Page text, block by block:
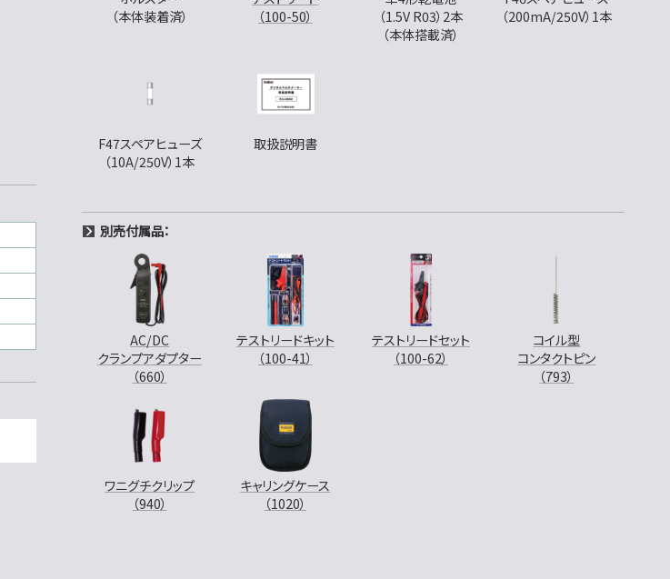
（本体装着済）
（100-50）
（1.5V R03）2本
（本体搭載済）
（200mA/250V）1本
F47スペアヒューズ
（10A/250V）1本
取扱説明書
別売付属品：
AC/DC
クランプアダプター
（660）
テストリードキット
（100-41）
テストリードセット
（100-62）
コイル型
コンタクトピン
（793）
ワニグチクリップ
（940）
キャリングケース
（1020）